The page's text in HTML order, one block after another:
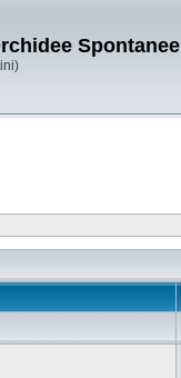
Spontanee